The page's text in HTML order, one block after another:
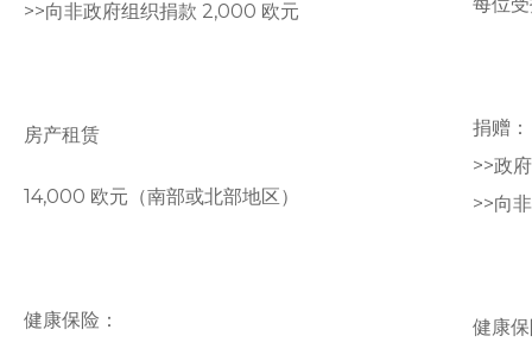
>>向非政府组织捐款 2,000 欧元
房产租赁
14,000 欧元（南部或北部地区）
健康保险：
捐赠：
>>政
>>向
健康